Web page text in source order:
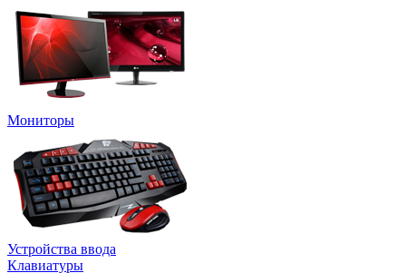
Мониторы
Устройства ввода
Клавиатуры